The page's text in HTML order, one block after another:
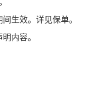
生效。详见保单。
内容。